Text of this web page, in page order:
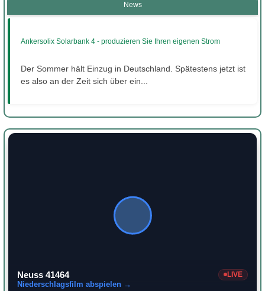
News
Ankersolix Solarbank 4 - produzieren Sie Ihren eigenen Strom
Der Sommer hält Einzug in Deutschland. Spätestens jetzt ist
es also an der Zeit sich über ein...
Neuss 41464 LIVE
Niederschlagsfilm abspielen →